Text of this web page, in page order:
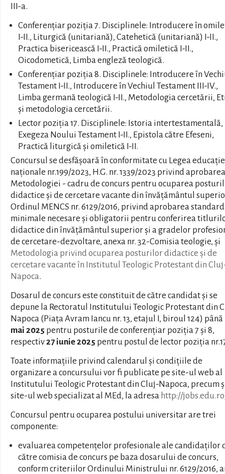
III-a.
Conferențiar poziția 7. Disciplinele: Introducere în
I-II., Liturgică (unitariană), Catehetică (unitariană) I-II.,
Practica bisericească I-II., Practică omiletică I-II.,
Oicodometică, Limba engleză teologică.
Conferențiar poziția 8. Disciplinele: Introducere în
Testament I-II., Introducere în Vechiul Testament III-IV.,
Limba germană teologică I-II., Metodologia cercetării,
și metodologia cercetării.
Lector poziția 17. Disciplinele: Istoria intertestamentală,
Exegeza Noului Testament I-II., Epistola către Efeseni,
Practică liturgică și omiletică I-II.
Concursul se desfășoară în conformitate cu Legea
naționale nr.199/2023, H.G. nr. 1339/2023 privind aprobarea
Metodologiei - cadru de concurs pentru ocuparea
didactice și de cercetare vacante din învățământul
Ordinul MENCS nr. 6129/2016, privind aprobarea
minimale necesare și obligatorii pentru conferirea
didactice din învățământul superior și a gradelor
de cercetare-dezvoltare, anexa nr. 32-Comisia teologie, și
Metodologia privind ocuparea posturilor didactice și de
cercetare vacante în Institutul Teologic Protestant din
Napoca.
Dosarul de concurs este constituit de către candidat și se
depune la Rectoratul Institutului Teologic Protestant din
Napoca (Piața Avram Iancu nr. 13, etajul I, biroul 124)
mai 2025 pentru posturile de conferențiar poziția 7 și 8,
respectiv27 iunie 2025 pentru postul de lector poziția
Toate informațiile privind calendarul și condițiile de
organizare a concursului vor fi publicate pe site-ul web al
Institutului Teologic Protestant din Cluj-Napoca, precum
site-ul web specializat al MEd, la adresa http://
Concursul pentru ocuparea postului universitar are trei
componente:
evaluarea competențelor profesionale ale candidaților
către comisia de concurs pe baza dosarului de concurs,
conform criteriilor Ordinului Ministrului nr. 6129/2016,